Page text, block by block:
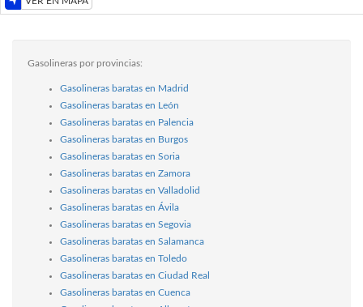
Gasolineras por provincias:
Gasolineras baratas en Madrid
Gasolineras baratas en León
Gasolineras baratas en Palencia
Gasolineras baratas en Burgos
Gasolineras baratas en Soria
Gasolineras baratas en Zamora
Gasolineras baratas en Valladolid
Gasolineras baratas en Ávila
Gasolineras baratas en Segovia
Gasolineras baratas en Salamanca
Gasolineras baratas en Toledo
Gasolineras baratas en Ciudad Real
Gasolineras baratas en Cuenca